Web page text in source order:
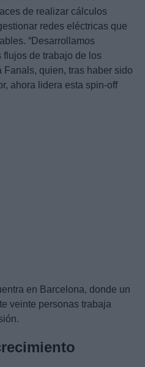
de realizar cálculos
redes eléctricas que
“Desarrollamos
de trabajo de los
Fanals, quien, tras haber sido
ahora lidera esta spin-off
en Barcelona, donde un
veinte personas trabaja